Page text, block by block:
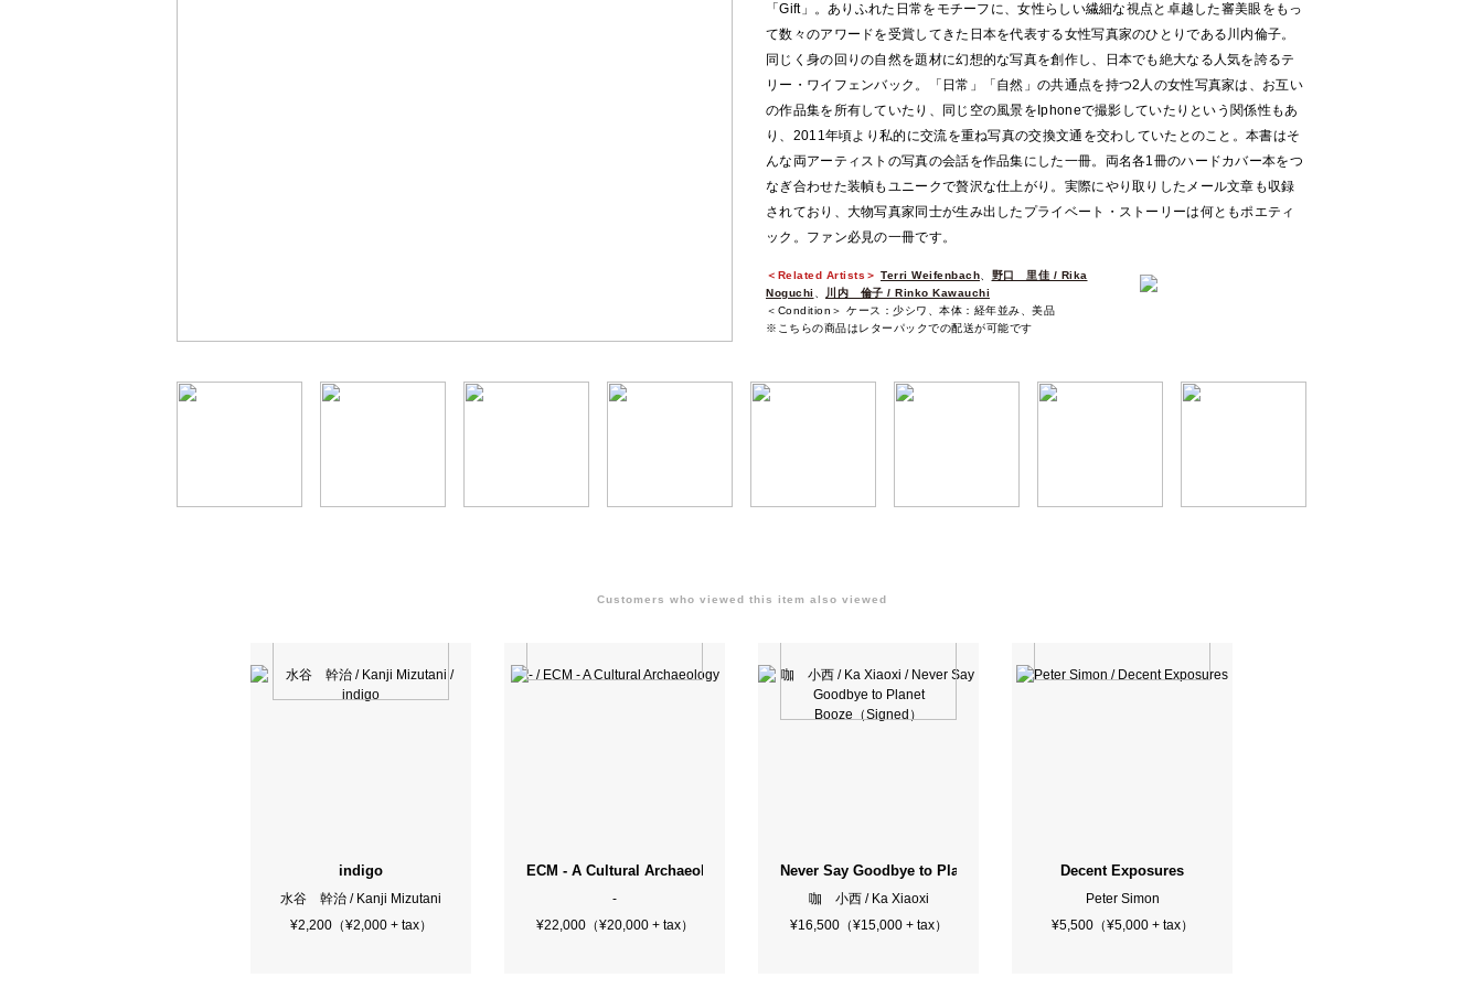
「Gift」。ありふれた日常をモチーフに、女性らしい繊細な視点と卓越した審美眼をもっ
て数々のアワードを受賞してきた日本を代表する女性写真家のひとりである川内倫子。
同じく身の回りの自然を題材に幻想的な写真を創作し、日本でも絶大なる人気を誇るテ
リー・ワイフェンバック。「日常」「自然」の共通点を持つ2人の女性写真家は、お互い
の作品集を所有していたり、同じ空の風景をIphoneで撮影していたりという関係性もあ
り、2011年頃より私的に交流を重ね写真の交換文通を交わしていたとのこと。本書はそ
んな両アーティストの写真の会話を作品集にした一冊。両名各1冊のハードカバー本をつ
なぎ合わせた装幀もユニークで贅沢な仕上がり。実際にやり取りしたメール文章も収録
されており、大物写真家同士が生み出したプライベート・ストーリーは何ともポエティ
ック。ファン必見の一冊です。
＜Related Artists＞ Terri Weifenbach
野口 里佳 / Rika
Noguchi
川内 倫子 / Rinko Kawauchi
＜Condition＞ ケース：少シワ、本体：経年並み、美品
※こちらの商品はレターパックでの配送が可能です
Customers who viewed this item also viewed
indigo
水谷 幹治 / Kanji Mizutani
¥2,200（¥2,000 + tax）
ECM - A Cultural Archaeology
-
¥22,000（¥20,000 + tax）
Never Say Goodbye to Planet Booze（Signed）
咖 小西 / Ka Xiaoxi
¥16,500（¥15,000 + tax）
Decent Exposures
Peter Simon
¥5,500（¥5,000 + tax）